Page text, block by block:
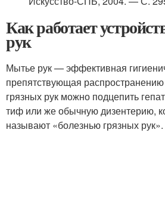
Как работает
рук
Мытье рук — эффективная
препятствующая
грязных рук можно подцепить
тиф или же обычную дизентерию,
называют «болезнью грязных рук‎».